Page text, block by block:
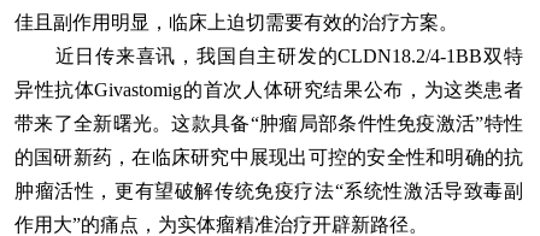
佳且副作用明显，临床上迫切需要有效的治疗方案。
近日传来喜讯，我国自主研发的CLDN18.2/4-1BB双特
异性抗体Givastomig的首次人体研究结果公布，为这类患者
带来了全新曙光。这款具备“肿瘤局部条件性免疫激活”特性
的国研新药，在临床研究中展现出可控的安全性和明确的抗
肿瘤活性，更有望破解传统免疫疗法“系统性激活导致毒副
作用大”的痛点，为实体瘤精准治疗开辟新路径。